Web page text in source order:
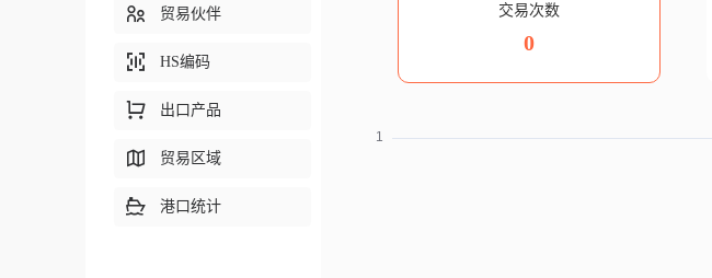
交易次数
0
贸易伙伴
HS编码
出口产品
贸易区域
港口统计